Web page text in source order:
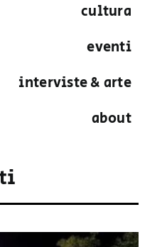
cultura
eventi
interviste & arte
about